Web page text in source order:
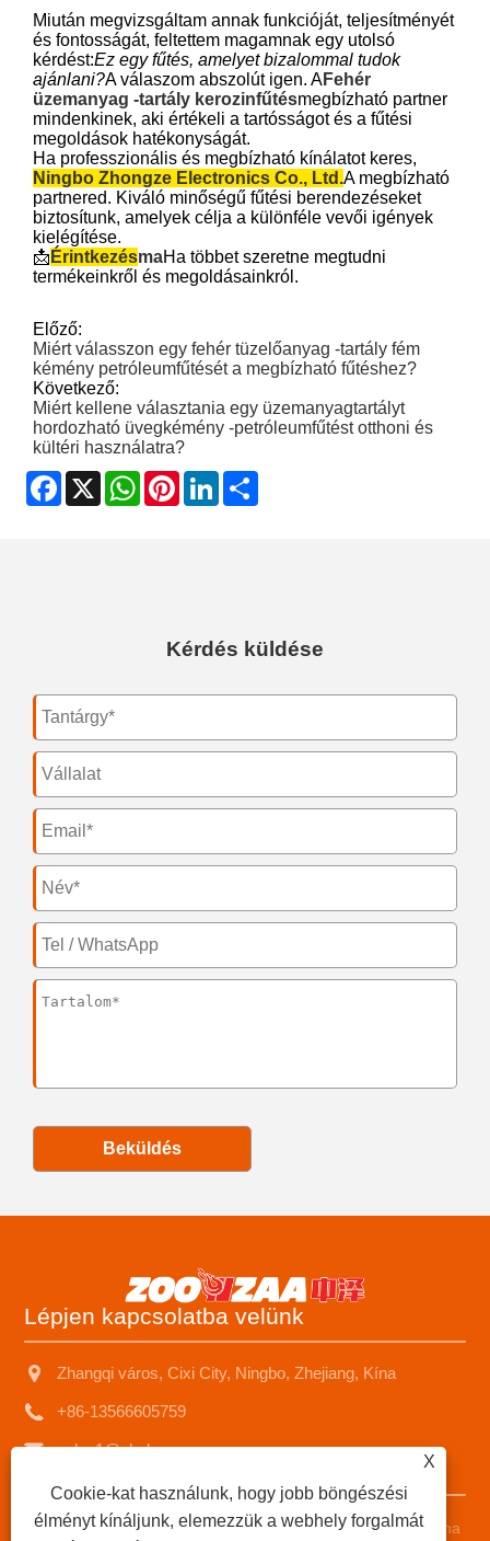
Miután megvizsgáltam annak funkcióját, teljesítményét
és fontosságát, feltettem magamnak egy utolsó
kérdést:Ez egy fűtés, amelyet bizalommal tudok
ajánlani?A válaszom abszolút igen. AFehér
üzemanyag -tartály kerozinfűtésmegbízható partner
mindenkinek, aki értékeli a tartósságot és a fűtési
megoldások hatékonyságát.
Ha professzionális és megbízható kínálatot keres,
Ningbo Zhongze Electronics Co., Ltd.A megbízható
partnered. Kiváló minőségű fűtési berendezéseket
biztosítunk, amelyek célja a különféle vevői igények
kielégítése.
📩 ÉrintkezésmaHa többet szeretne megtudni
termékeinkről és megoldásainkról.
Előző:
Miért válasszon egy fehér tüzelőanyag -tartály fém
kémény petróleumfűtését a megbízható fűtéshez?
Következő:
Miért kellene választania egy üzemanyagtartályt
hordozható üvegkémény -petróleumfűtést otthoni és
kültéri használatra?
Facebook
X WhatsApp
PinterestLinkedIn
Kérdés küldése
Beküldés
Lépjen kapcsolatba velünk
Zhangqi város, Cixi City, Ningbo, Zhejiang, Kína
+86-13566605759
sales1@nbzhongze.com
Copyright © 2023 Ningbo Zhongze Electronics Co., Ltd. - Kína
X
Cookie-kat használunk, hogy jobb böngészési
élményt kínáljunk, elemezzük a webhely forgalmát